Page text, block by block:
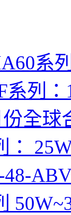
系
系列：
全球
：
48-